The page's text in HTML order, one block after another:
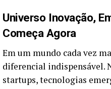
Universo Inovação,
Começa Agora
Em um mundo cada vez
diferencial indispensável.
startups, tecnologias